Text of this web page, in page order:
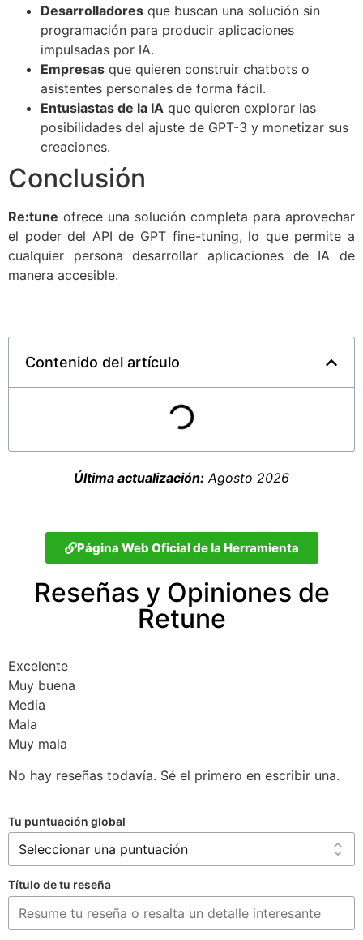
Desarrolladores que buscan una solución sin
programación para producir aplicaciones
impulsadas por IA.
Empresas que quieren construir chatbots o
asistentes personales de forma fácil.
Entusiastas de la IA que quieren explorar las
posibilidades del ajuste de GPT-3 y monetizar sus
creaciones.
Conclusión
Re:tune ofrece una solución completa para aprovechar
el poder del API de GPT fine-tuning, lo que permite a
cualquier persona desarrollar aplicaciones de IA de
manera accesible.
Contenido del artículo
Última actualización: Agosto 2026
Página Web Oficial de la Herramienta
Reseñas y Opiniones de
Retune
Excelente
Muy buena
Media
Mala
Muy mala
No hay reseñas todavía. Sé el primero en escribir una.
Tu puntuación global
Título de tu reseña